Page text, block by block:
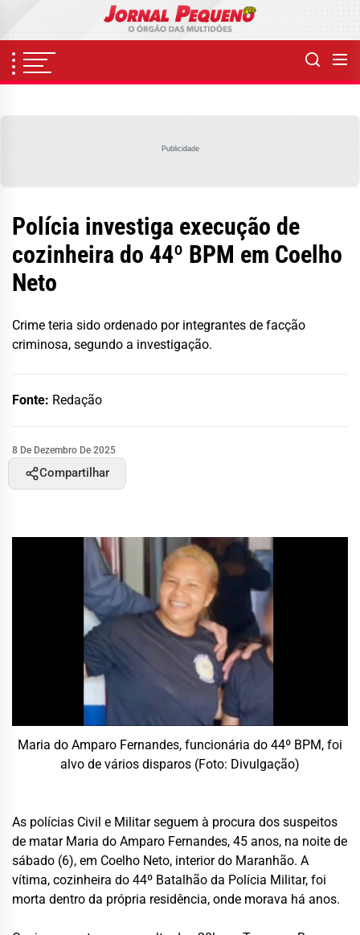
content
Publicidade
Polícia investiga execução de
cozinheira do 44º BPM em Coelho
Neto
Crime teria sido ordenado por integrantes de facção
criminosa, segundo a investigação.
Fonte: Redação
8 De Dezembro De 2025
Compartilhar
Maria do Amparo Fernandes, funcionária do 44º BPM, foi
alvo de vários disparos (Foto: Divulgação)
As polícias Civil e Militar seguem à procura dos suspeitos
de matar Maria do Amparo Fernandes, 45 anos, na noite de
sábado (6), em Coelho Neto, interior do Maranhão. A
vítima, cozinheira do 44º Batalhão da Polícia Militar, foi
morta dentro da própria residência, onde morava há anos.